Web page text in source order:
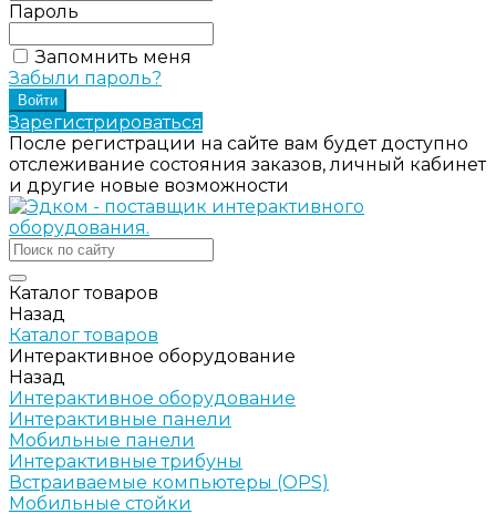
Пароль
Запомнить меня
Забыли пароль?
Зарегистрироваться
После регистрации на сайте вам будет доступно
отслеживание состояния заказов, личный кабинет
и другие новые возможности
Каталог товаров
Назад
Каталог товаров
Интерактивное оборудование
Назад
Интерактивное оборудование
Интерактивные панели
Мобильные панели
Интерактивные трибуны
Встраиваемые компьютеры (OPS)
Мобильные стойки